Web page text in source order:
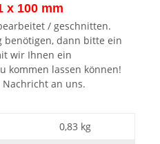
x 100 mm
/ geschnitten.
benötigen, dann bitte ein
wir Ihnen ein
kommen lassen können!
an uns.
0,83 kg